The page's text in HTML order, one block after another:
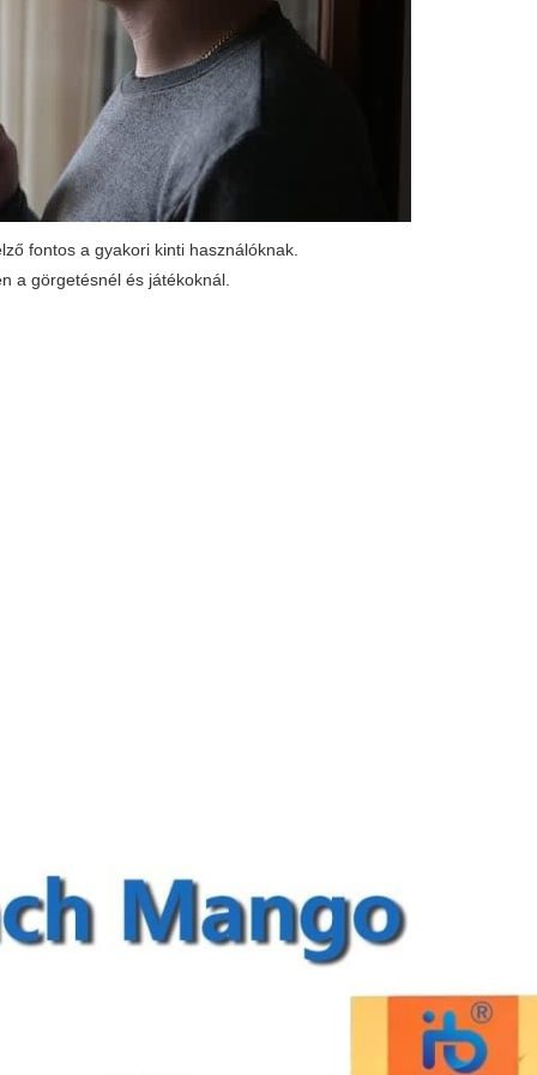
fontos a gyakori kinti használóknak.
a görgetésnél és játékoknál.